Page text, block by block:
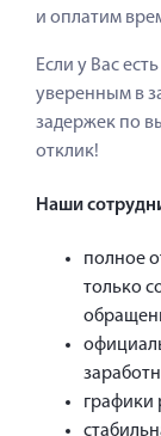
и оплатим
Если у Вас
уверенным в
задержек по
отклик!
Наши
полное
только
графики